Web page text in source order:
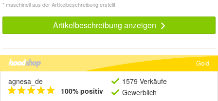
* maschinell aus der Artikelbeschreibung erstellt
Artikelbeschreibung anzeigen
Gold
agnesa_de
100% positiv
1579 Verkäufe
Gewerblich